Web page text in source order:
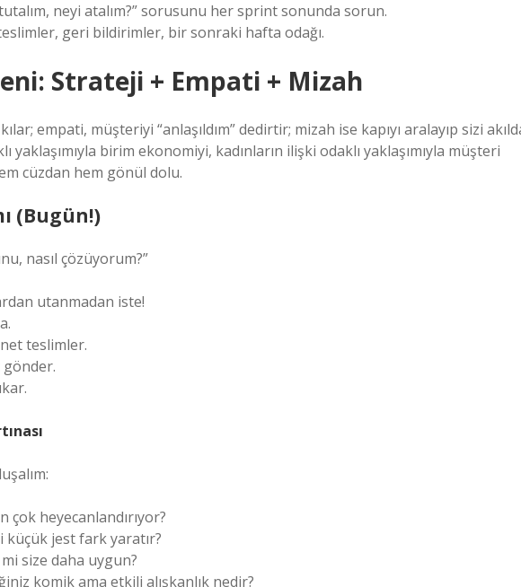
neyi atalım?” sorusunu her sprint sonunda sorun.
geri bildirimler, bir sonraki hafta odağı.
Strateji + Empati + Mizah
empati, müşteriyi “anlaşıldım” dedirtir; mizah ise kapıyı aralayıp sizi
yaklaşımıyla birim ekonomiyi, kadınların ilişki odaklı yaklaşımıyla müşteri
cüzdan hem gönül dolu.
(Bugün!)
nasıl çözüyorum?”
utanmadan iste!
teslimler.
çok heyecanlandırıyor?
jest fark yaratır?
size daha uygun?
komik ama etkili alışkanlık nedir?